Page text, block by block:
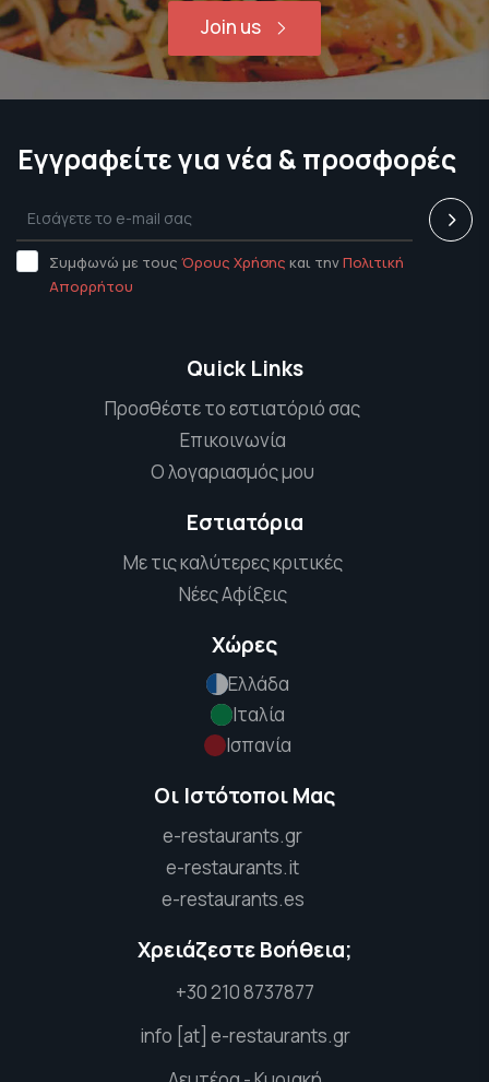
Join us
Εγγραφείτε για νέα & προσφορές
Συμφωνώ με τους Όρους Χρήσης και τηνΠολιτική
Απορρήτου
Quick Links
Προσθέστε το εστιατόριό σας
Επικοινωνία
Ο λογαριασμός μου
Εστιατόρια
Με τις καλύτερες κριτικές
Νέες Αφίξεις
Χώρες
Ελλάδα
Ιταλία
Ισπανία
Οι Ιστότοποι Μας
e-restaurants.gr
e-restaurants.it
e-restaurants.es
Χρειάζεστε Βοήθεια;
+30 210 8737877
info [at] e-restaurants.gr